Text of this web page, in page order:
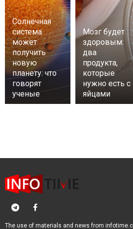
Солнечная
система
может
получить
новую
планету: что
говорят
ученые
Мозг будет
здоровым:
два
продукта,
которые
нужно есть с
яйцами
The use of materials and news from